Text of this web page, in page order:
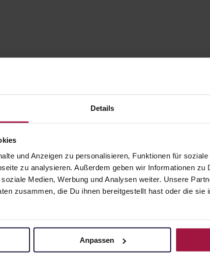
Details
und Anzeigen zu personalisieren, Funktionen für
zu analysieren. Außerdem geben wir Informationen zu
Medien, Werbung und Analysen weiter. Unsere
zusammen, die Du ihnen bereitgestellt hast oder die sie
Anpassen
Über uns
Karriere
gesund-versorger.de
sofort
Lieferung
Große